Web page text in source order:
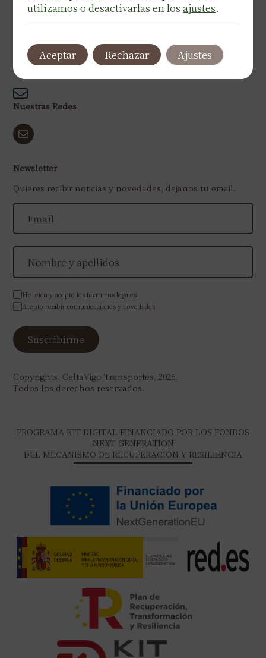
Declaración de accesibilidad
Correo electrónico
Nuestras Redes
Newsletter
Quieres recibir noticias y novedades, dejanos tu email.
He leído y acepto los términos legales
Acepto recibir comunicaciones y novedades
Copyrights. CeltaVigo Transportes, 2026.
Todos los derechos reservados.
PROGRAMA KIT DIGITAL FINANCIADO POR LOS FONDOS
NEXT GENERATION
DEL MECANISMO DE RECUPERACIÓN Y RESILIENCIA
utilizamos o desactivarlas en losajustes.
Aceptar Rechazar Ajustes